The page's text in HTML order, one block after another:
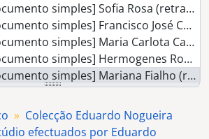
simples] Sofia Rosa (retrato de senhora)
simples] Francisco José Comenda (retrato de homem)
simples] Maria Carlota Cardoso (retrato de homem)
simples] Hermogenes Rodrigues (retrato de homem)
simples] Mariana Fialho (retrato de homem)
simples] Julieta Janes (retrato de homem)
simples] José Venceslau (retrato de senhora)
simples] Artur Caeiro (Retrato de homem)
Colecção Eduardo Nogueira
efectuados por Eduardo